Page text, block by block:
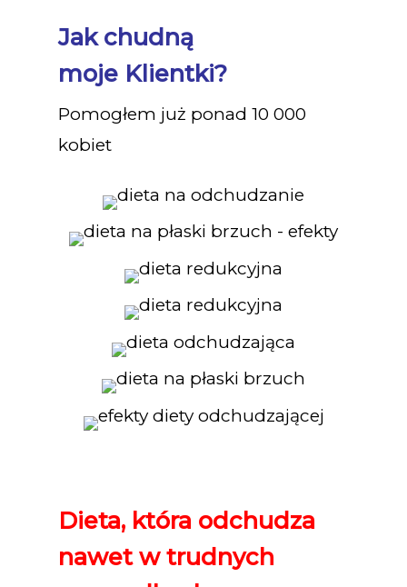
Jak chudną
moje Klientki?
Pomogłem już ponad 10 000
kobiet
Dieta, która odchudza
nawet w trudnych